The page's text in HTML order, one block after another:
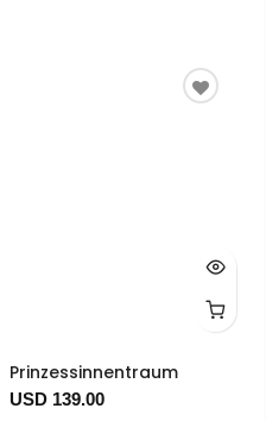
Prinzessinnentraum
USD 139.00